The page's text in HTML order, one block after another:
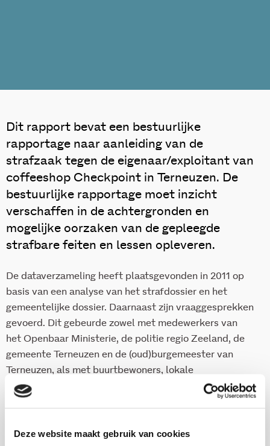
Deze website maakt gebruik van cookies
Dit rapport bevat een bestuurlijke
rapportage naar aanleiding van de
strafzaak tegen de eigenaar/exploitant van
coffeeshop Checkpoint in Terneuzen. De
bestuurlijke rapportage moet inzicht
verschaffen in de achtergronden en
mogelijke oorzaken van de gepleegde
strafbare feiten en lessen opleveren.
De dataverzameling heeft plaatsgevonden in 2011 op
basis van een analyse van het strafdossier en het
gemeentelijke dossier. Daarnaast zijn vraaggesprekken
gevoerd. Dit gebeurde zowel met medewerkers van
het Openbaar Ministerie, de politie regio Zeeland, de
gemeente Terneuzen en de (oud)burgemeester van
Terneuzen, als met buurtbewoners, lokale
ondernemers en professionals die werkzaam waren in